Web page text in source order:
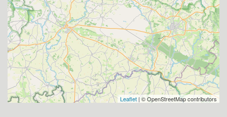
Leaflet | © OpenStreetMap contributors